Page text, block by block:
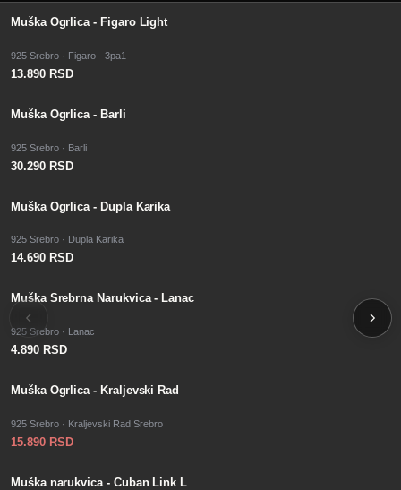
Muška Ogrlica - Figaro Light
925 Srebro · Figaro - 3pa1
13.890 RSD
Muška Ogrlica - Barli
925 Srebro · Barli
30.290 RSD
Muška Ogrlica - Dupla Karika
925 Srebro · Dupla Karika
14.690 RSD
Muška Srebrna Narukvica - Lanac
925 Srebro · Lanac
4.890 RSD
SALE
Muška Ogrlica - Kraljevski Rad
925 Srebro · Kraljevski Rad Srebro
15.890 RSD
Muška narukvica - Cuban Link L